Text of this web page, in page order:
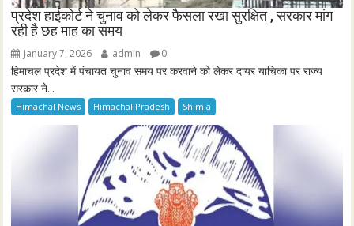
प्रदेश हाईकोर्ट ने चुनाव को लेकर फैसला रखा सुरक्षित , सरकार मांग
रही है छह माह का समय
January 7, 2026 admin 0
हिमाचल प्रदेश में पंचायत चुनाव समय पर करवाने को लेकर दायर याचिका पर राज्य
सरकार ने...
Himachal News Himachal Pradesh Shimla